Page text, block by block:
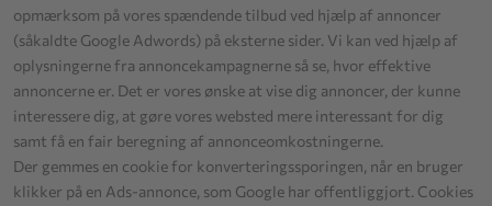
opmærksom på vores spændende tilbud ved hjælp af annoncer
(såkaldte Google Adwords) på eksterne sider. Vi kan ved hjælp af
oplysningerne fra annoncekampagnerne så se, hvor effektive
annoncerne er. Det er vores ønske at vise dig annoncer, der kunne
interessere dig, at gøre vores websted mere interessant for dig
samt få en fair beregning af annonceomkostningerne.
Der gemmes en cookie for konverteringssporingen, når en bruger
klikker på en Ads-annonce, som Google har offentliggjort. Cookies